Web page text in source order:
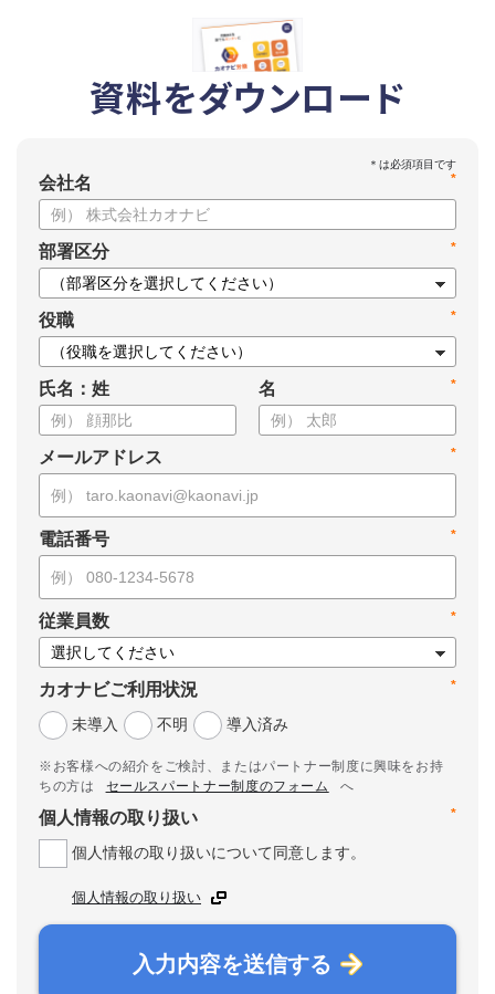
資料をダウンロード
*
会社名
*
部署区分
*
役職
氏名：姓 *
名
*
メールアドレス
*
電話番号
*
従業員数
*
カオナビご利用状況
未導入
不明 導入済み
※お客様への紹介をご検討、またはパートナー制度に興味をお持
ちの方は
セールスパートナー制度のフォーム
へ
*
個人情報の取り扱い
個人情報の取り扱いについて同意します。
個人情報の取り扱い
入力内容を送信する